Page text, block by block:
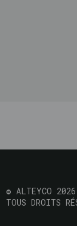
© ALTEYCO 2026
TOUS DROITS